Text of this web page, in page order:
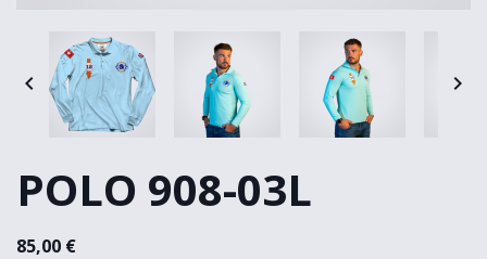
 
POLO 908-03L
85,00 €